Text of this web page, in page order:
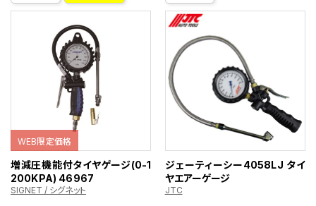
WEB限定価格
増減圧機能付タイヤゲージ(0-1
200KPA) 46967
SIGNET / シグネット
ジェーティーシー4058LJ タイ
ヤエアーゲージ
JTC